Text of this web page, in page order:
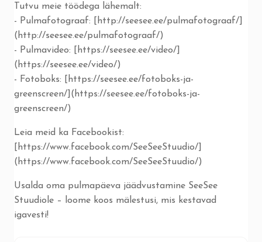
Tutvu meie töödega lähemalt:
- Pulmafotograaf: [http://seesee.ee/pulmafotograaf/]
(http://seesee.ee/pulmafotograaf/)
- Pulmavideo: [https://seesee.ee/video/]
(https://seesee.ee/video/)
- Fotoboks: [https://seesee.ee/fotoboks-ja-
greenscreen/](https://seesee.ee/fotoboks-ja-
greenscreen/)
Leia meid ka Facebookist:
[https://www.facebook.com/SeeSeeStuudio/]
(https://www.facebook.com/SeeSeeStuudio/)
Usalda oma pulmapäeva jäädvustamine SeeSee
Stuudiole – loome koos mälestusi, mis kestavad
igavesti!